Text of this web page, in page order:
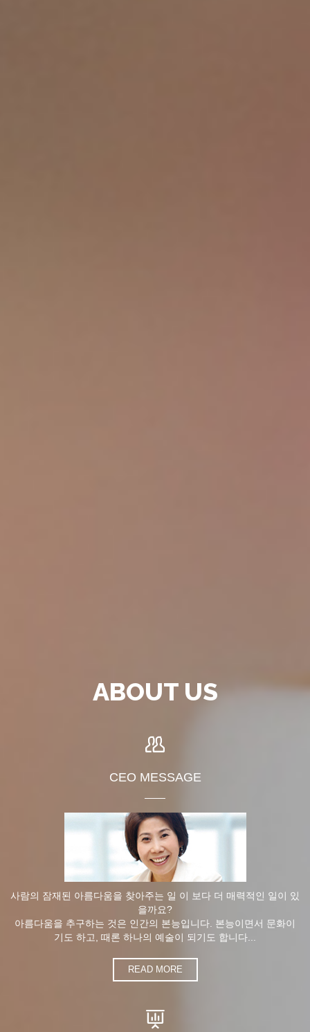
ABOUT US
CEO MESSAGE
사람의 잠재된 아름다움을 찾아주는 일 이 보다 더 매력적인 일이 있
을까요?
아름다움을 추구하는 것은 인간의 본능입니다. 본능이면서 문화이
기도 하고, 때론 하나의 예술이 되기도 합니다...
READ MORE